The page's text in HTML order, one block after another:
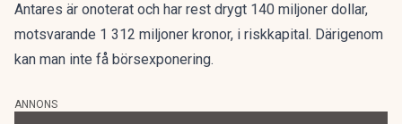
Antares är onoterat och har rest drygt 140 miljoner dollar,
motsvarande 1 312 miljoner kronor, i riskkapital. Därigenom
kan man inte få börsexponering.
ANNONS